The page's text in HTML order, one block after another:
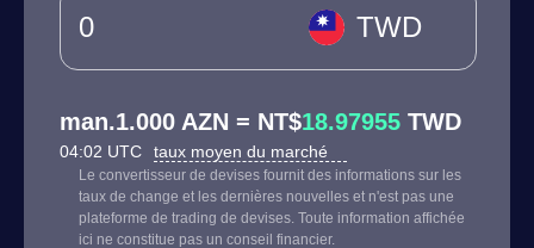
TWD
man.1.000 AZN = NT$18.97955 TWD
04:02 UTC taux moyen du marché
Le convertisseur de devises fournit des informations sur les
taux de change et les dernières nouvelles et n'est pas une
plateforme de trading de devises. Toute information affichée
ici ne constitue pas un conseil financier.